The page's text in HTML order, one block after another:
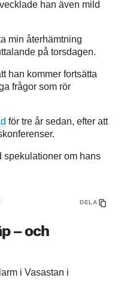
han även mild
min återhämtning
på torsdagen.
han kommer fortsätta
frågor som rör
för tre år sedan, efter att
spekulationer om hans
DELA
– och
i Vasastan i